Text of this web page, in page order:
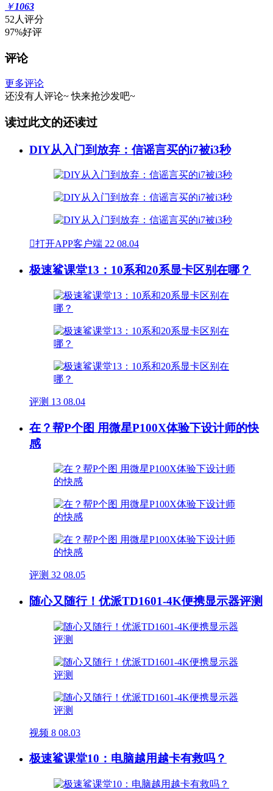
￥1063
52人评分
97%好评
评论
更多评论
还没有人评论~ 快来抢沙发吧~
读过此文的还读过
DIY从入门到放弃：信谣言买的i7被i3秒
打开APP客户端 22 08.04
极速鲨课堂13：10系和20系显卡区别在哪？
评测 13 08.04
在？帮P个图 用微星P100X体验下设计师的快
感
评测 32 08.05
随心又随行！优派TD1601-4K便携显示器评测
视频 8 08.03
极速鲨课堂10：电脑越用越卡有救吗？